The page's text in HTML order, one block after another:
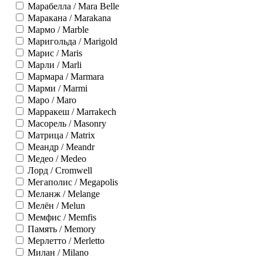
Марабелла / Mara Belle
Маракана / Marakana
Мармо / Marble
Маригольда / Marigold
Марис / Maris
Марли / Marli
Мармара / Marmara
Марми / Marmi
Маро / Maro
Марракеш / Marrakech
Масорель / Masonry
Матрица / Matrix
Меандр / Meandr
Медео / Medeo
Лорд / Cromwell
Мегаполис / Megapolis
Меланж / Melange
Мелён / Melun
Мемфис / Memfis
Память / Memory
Мерлетто / Merletto
Милан / Milano